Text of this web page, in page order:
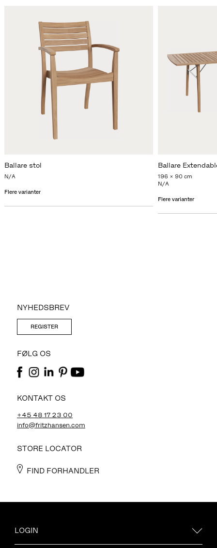
Ballare stol
N/A
Flere varianter
Ballare
196 x 90 cm
N/A
Flere varianter
NYHEDSBREV
REGISTER
FØLG OS
KONTAKT OS
+45 48 17 23 00
info@fritzhansen.com
STORE LOCATOR
FIND FORHANDLER
LOGIN